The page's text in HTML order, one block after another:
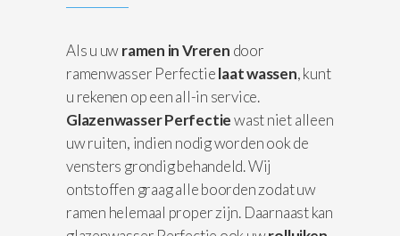
Als u uwramen in Vreren door
ramenwasser Perfectielaat wassen, kunt
u rekenen op een all-in service.
Glazenwasser Perfectiewast niet alleen
uw ruiten, indien nodig worden ook de
vensters grondig behandeld. Wij
ontstoffen graag alle boorden zodat uw
ramen helemaal proper zijn. Daarnaast kan